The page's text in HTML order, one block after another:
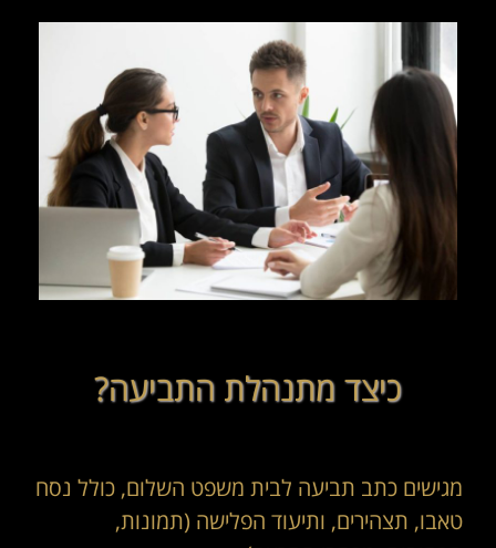
כיצד מתנהלת התביעה?
מגישים כתב תביעה לבית משפט השלום, כולל נסח
טאבו, תצהירים, ותיעוד הפלישה (תמונות,